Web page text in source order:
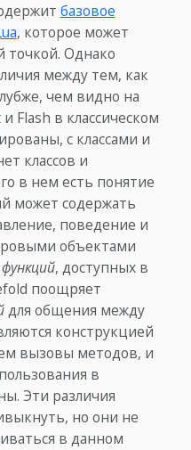
базовое
, которое может
точкой. Однако
между тем, как
чем видно на
Flash в классическом
с классами и
классов и
в нем есть понятие
может содержать
поведение и
объектами
функций, доступных в
поощряет
для общения между
конструкцией
вызовы методов, и
в
Эти различия
но они не
в данном